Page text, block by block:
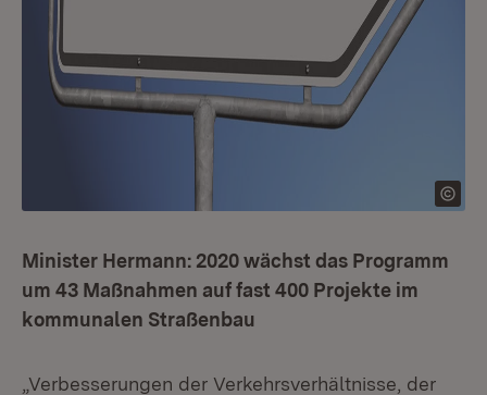
Minister Hermann: 2020 wächst das Programm
um 43 Maßnahmen auf fast 400 Projekte im
kommunalen Straßenbau
„Verbesserungen der Verkehrsverhältnisse, der